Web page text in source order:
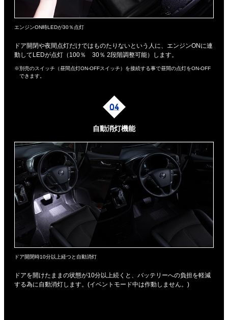
エンジンON時LEDが30％点灯
ドア開閉や夜間点灯だけではものたりないという人に、エンジンONに連
動してLEDが点灯（100％ 30％ 2段階調整可能）します。
※別売のスイッチ（昼間点灯ON-OFFスイッチ）を接続する事で昼間の点灯をON-OFF
できます。
自動消灯機能
ドア開閉時10分以上経つと自動消灯
ドアを開けたままの状態が10分以上続くと、バッテリーへの負担を軽減
する為に自動消灯します。(イベントモード中は作動しません。)